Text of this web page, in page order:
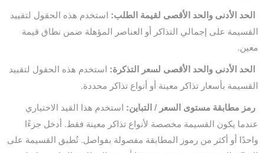
الحد الأدنى والحد الأقصى لقيمة الطلب: استخدم هذه الحقول لتقييد
القسيمة على إجمالي التذاكر أو العناصر المؤهلة ضمن نطاق قيمة
معين.
الحد الأدنى والحد الأقصى لسعر التذكرة: استخدم هذه الحقول لتقييد
القسيمة بأسعار تذاكر معينة أو أنواع تذاكر محددة.
رمز مطابقة مستوى السعر / التباين: استخدم هذا القيد الاختياري
عندما يكون القسيمة مخصصة لأنواع تذاكر معينة فقط. أدخل جزءًا
واحدًا أو أكثر من رموز المطابقة مفصولة بفواصل. تُطبق القسيمة على